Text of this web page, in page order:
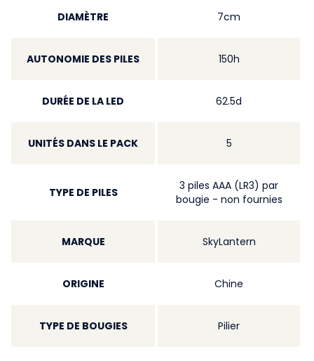
DIAMÈTRE 7cm
AUTONOMIE DES PILES 150h
DURÉE DE LA LED 62.5d
UNITÉS DANS LE PACK 5
TYPE DE PILES
3 piles AAA (LR3) par
bougie - non fournies
MARQUE SkyLantern
ORIGINE Chine
TYPE DE BOUGIES Pilier